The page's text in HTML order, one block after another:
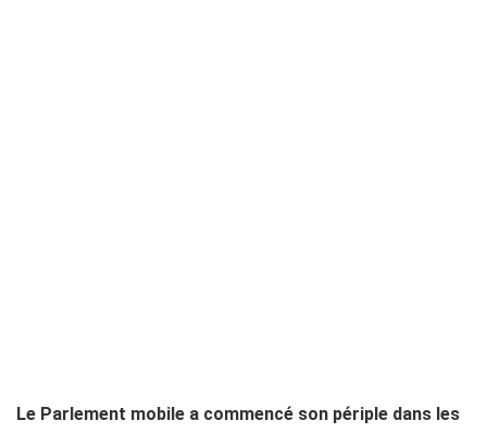
Le Parlement mobile a commencé son périple dans les